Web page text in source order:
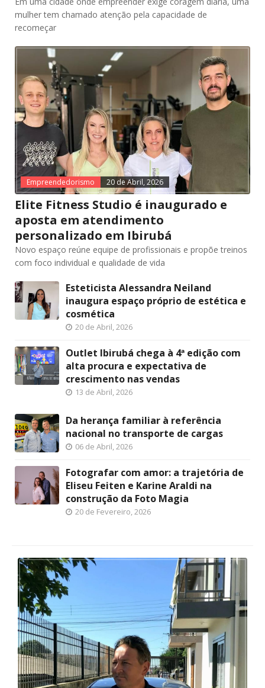
mulher tem chamado atenção pela capacidade de
recomeçar
Empreendedorismo 20 de Abril, 2026
Elite Fitness Studio é inaugurado e
aposta em atendimento
personalizado em Ibirubá
Novo espaço reúne equipe de profissionais e propõe treinos
com foco individual e qualidade de vida
Esteticista Alessandra Neiland
inaugura espaço próprio de estética e
cosmética
20 de Abril, 2026
Outlet Ibirubá chega à 4ª edição com
alta procura e expectativa de
crescimento nas vendas
13 de Abril, 2026
Da herança familiar à referência
nacional no transporte de cargas
06 de Abril, 2026
Fotografar com amor: a trajetória de
Eliseu Feiten e Karine Araldi na
construção da Foto Magia
20 de Fevereiro, 2026